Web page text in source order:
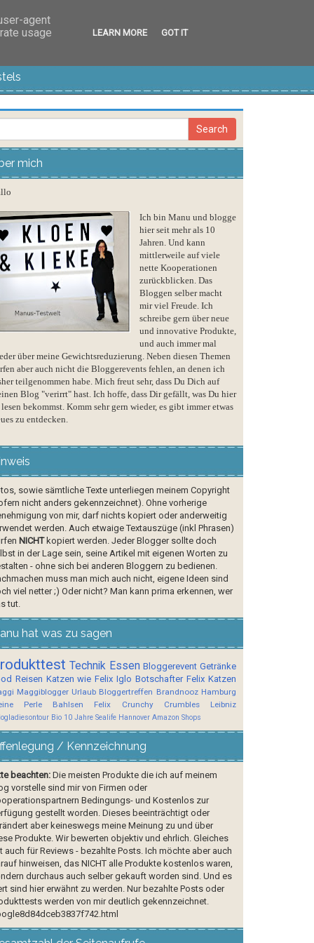
mich
Ich bin Manu und blogge
hier seit mehr als 10
Jahren. Und kann
mittlerweile auf viele
nette Kooperationen
zurückblicken. Das
Bloggen selber macht
mir viel Freude. Ich
schreibe gern über neue
und innovative Produkte,
und auch immer mal
über meine Gewichtsreduzierung. Neben diesen Themen
aber auch nicht die Bloggerevents fehlen, an denen ich
teilgenommen habe. Mich freut sehr, dass Du Dich auf
Blog "verirrt" hast. Ich hoffe, dass Dir gefällt, was Du hier
bekommst. Komm sehr gern wieder, es gibt immer etwas
zu entdecken.
sowie sämtliche Texte unterliegen meinem Copyright
nicht anders gekennzeichnet). Ohne vorherige
von mir, darf nichts kopiert oder anderweitig
werden. Auch etwaige Textauszüge (inkl Phrasen)
NICHTkopiert werden. Jeder Blogger sollte doch
in der Lage sein, seine Artikel mit eigenen Worten zu
- ohne sich bei anderen Bloggern zu bedienen.
muss man mich auch nicht, eigene Ideen sind
viel netter ;) Oder nicht? Man kann prima erkennen, wer
tut.
hat was zu sagen
Technik Essen Bloggerevent Getränke
Reisen Katzen wie Felix Iglo Botschafter Felix Katzen
Maggiblogger Urlaub Bloggertreffen Brandnooz Hamburg
Perle
Bahlsen Felix Crunchy Crumbles Leibniz
Bio 10 Jahre Sealife Hannover Amazon Shops
/ Kennzeichnung
beachten:Die meisten Produkte die ich auf meinem
vorstelle sind mir von Firmen oder
Bedingungs- und Kostenlos zur
gestellt worden. Dieses beeinträchtigt oder
aber keineswegs meine Meinung zu und über
Produkte. Wir bewerten objektiv und ehrlich. Gleiches
auch für Reviews - bezahlte Posts. Ich möchte aber auch
hinweisen, das NICHT alle Produkte kostenlos waren,
durchaus auch selber gekauft worden sind. Und es
sind hier erwähnt zu werden. Nur bezahlte Posts oder
werden von mir deutlich gekennzeichnet.
agent
usage
LEARN MORE GOT IT